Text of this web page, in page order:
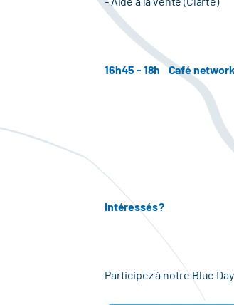
16h45 - 18hCafé
Intéressés ?
Participez à notre Blue